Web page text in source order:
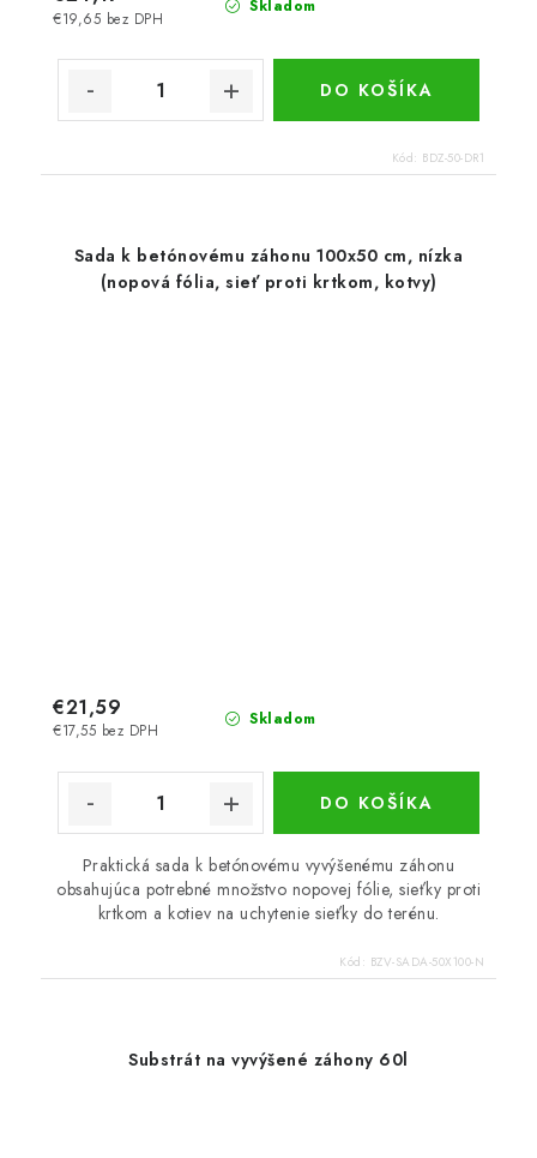
Skladom
€19,65 bez DPH
DO KOŠÍKA
Kód: BDZ-50-DR1
Sada k betónovému záhonu 100x50 cm, nízka
(nopová fólia, sieť proti krtkom, kotvy)
Skladom
€17,55 bez DPH
€21,59
DO KOŠÍKA
Praktická sada k betónovému vyvýšenému záhonu
obsahujúca potrebné množstvo nopovej fólie, sieťky proti
krtkom a kotiev na uchytenie sieťky do terénu.
Kód: BZV-SADA-50X100-N
Substrát na vyvýšené záhony 60l